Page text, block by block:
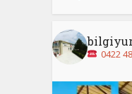
0422